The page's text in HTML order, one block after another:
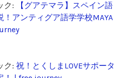
ク:
【グアテマラ】スペイン語
！アンティグア語学学校MAYA
ク: 祝！とくしまLOVEサポータ